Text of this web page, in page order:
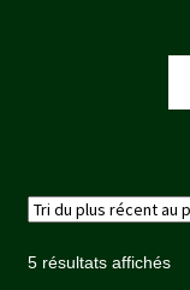
5 résultats affichésTrié